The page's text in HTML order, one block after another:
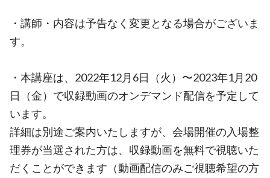
・講師・内容は予告なく変更となる場合がございま
す。
・本講座は、2022年12月6日（火）〜2023年1月20
日（金）で収録動画のオンデマンド配信を予定して
います。
詳細は別途ご案内いたしますが、会場開催の入場整
理券が当選された方は、収録動画を無料で視聴いた
だくことができます（動画配信のみご視聴希望の方